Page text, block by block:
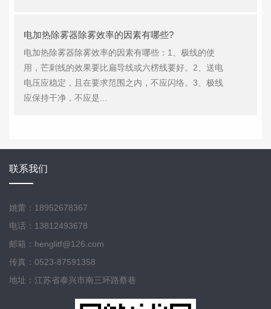
电加热除雾器除雾效率的因素有哪些?
电加热除雾器除雾效率的因素有哪些：1、极线的使
用，芒刺线的效果要比扁导线或六楞线要好。2、送电
电压应稳定，且在要求范围之内，不应闪络。3、极线
应保持干净，不应是...
联系我们
姚蕾：18952678367
电话：13812493678
邮箱：henglitf@126.com
传真：0523-87591358
地址：江苏省泰兴市南三环路蔡巷